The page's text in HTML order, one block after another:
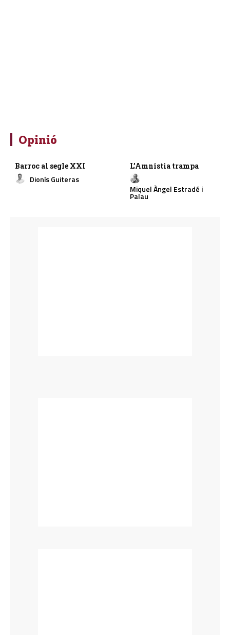
Opinió
Barroc al segle XXI
Dionís Guiteras
L’Amnistia trampa
Miquel Àngel Estradé i
Palau